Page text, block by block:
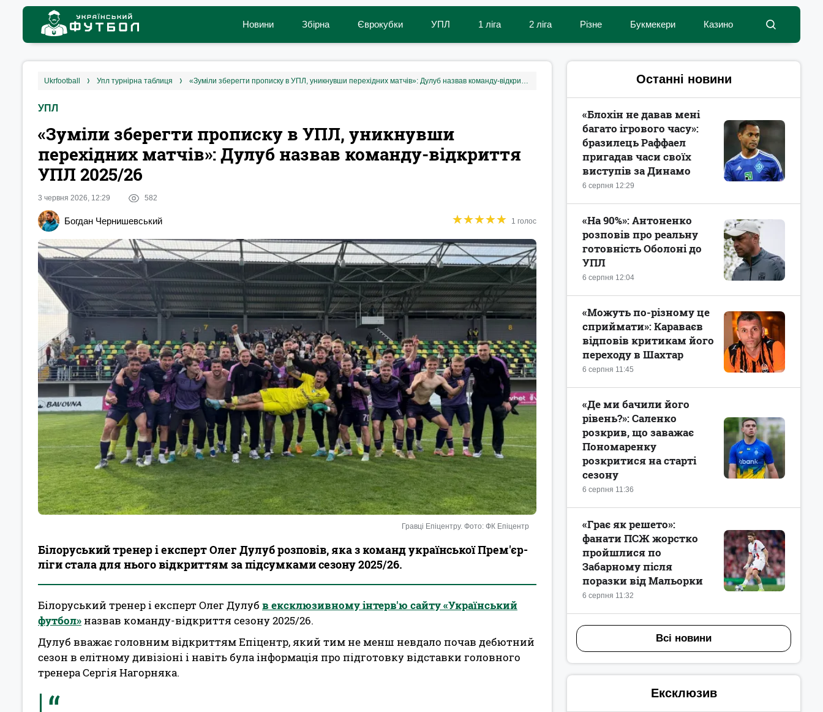
Новини Збірна Єврокубки УПЛ 1 ліга 2 ліга Різне Букмекери Казино
ukrfootball упл турнірна таблиця «Зуміли зберегти прописку в УПЛ, уникнувши перехідних матчів»: Дулуб назвав команду-відкриття УПЛ 2025/26
УПЛ
«Зуміли зберегти прописку в УПЛ, уникнувши
перехідних матчів»: Дулуб назвав команду-відкриття
УПЛ 2025/26
3 червня 2026, 12:29 582
Богдан Чернишевський ★★★★★
★★★★★ 1 голос
Гравці Епіцентру. Фото: ФК Епіцентр
Білоруський тренер і експерт Олег Дулуб розповів, яка з команд української Прем'єр-
ліги стала для нього відкриттям за підсумками сезону 2025/26.
Білоруський тренер і експерт Олег Дулуб в ексклюзивному інтерв'ю сайту «Український
футбол»назвав команду-відкриття сезону 2025/26.
Дулуб вважає головним відкриттям Епіцентр, який тим не менш невдало почав дебютний
сезон в елітному дивізіоні і навіть була інформація про підготовку відставки головного
тренера Сергія Нагорняка.
Останні новини
6 серпня 12:29
«Блохін не давав мені
багато ігрового часу»:
бразилець Раффаел
пригадав часи своїх
виступів за Динамо
6 серпня 12:04
«На 90%»: Антоненко
розповів про реальну
готовність Оболоні до
УПЛ
6 серпня 11:45
«Можуть по-різному це
сприймати»: Караваєв
відповів критикам його
переходу в Шахтар
6 серпня 11:36
«Де ми бачили його
рівень?»: Саленко
розкрив, що заважає
Пономаренку
розкритися на старті
сезону
6 серпня 11:32
«Грає як решето»:
фанати ПСЖ жорстко
пройшлися по
Забарному після
поразки від Мальорки
Всі новини
Ексклюзив